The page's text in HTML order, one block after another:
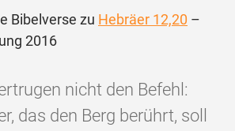
Bibelverse zu Hebräer 12,20 –
2016
nicht den Befehl:
das den Berg berührt, soll